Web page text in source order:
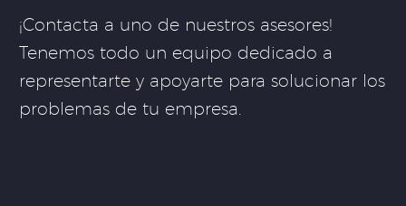
¡Contacta a uno de nuestros asesores!
Tenemos todo un equipo dedicado a
representarte y apoyarte para solucionar los
problemas de tu empresa.